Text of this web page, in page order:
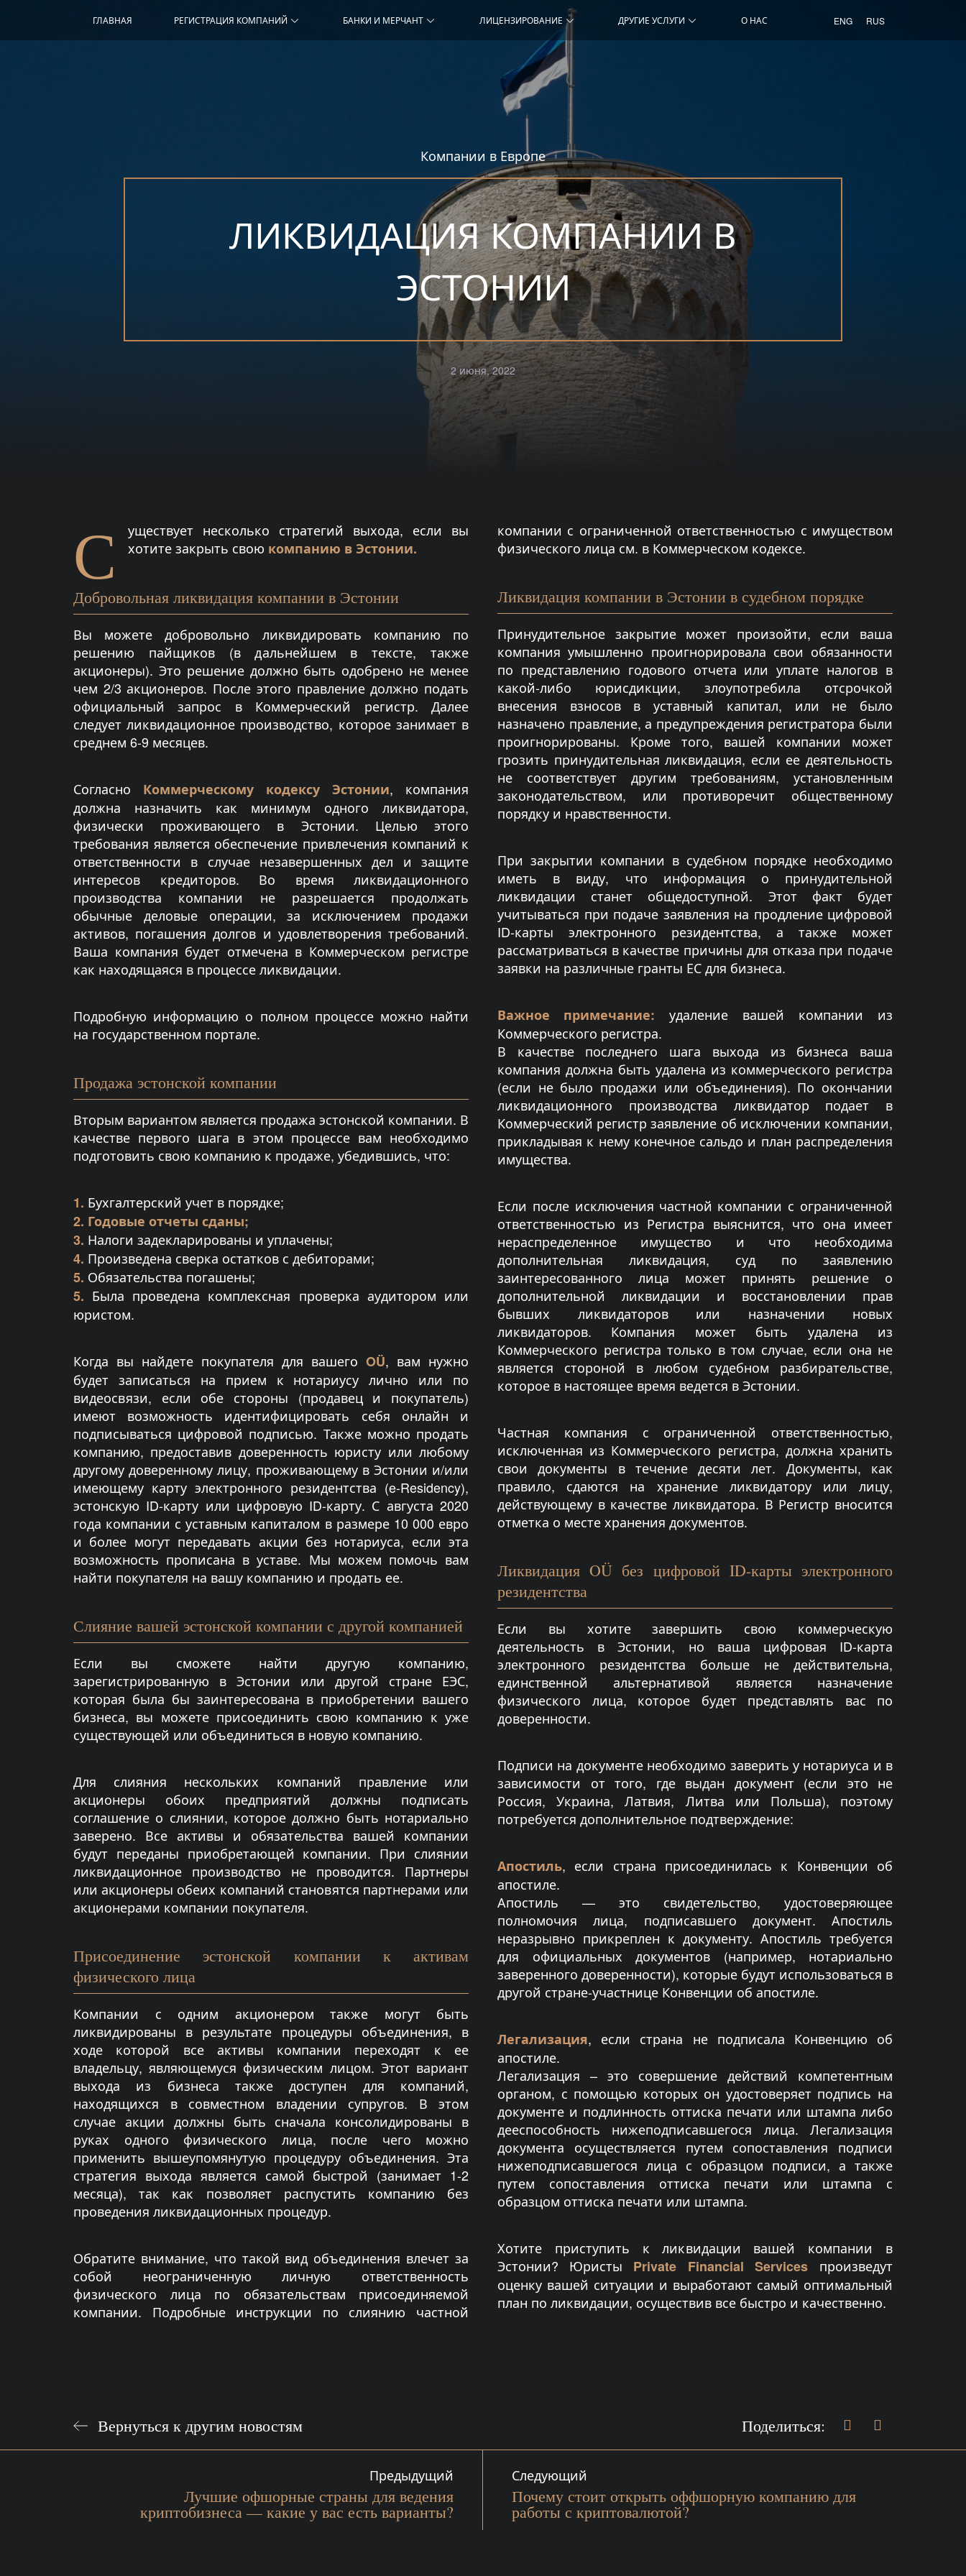
ГЛАВНАЯ РЕГИСТРАЦИЯ КОМПАНИЙ БАНКИ И МЕРЧАНТ ЛИЦЕНЗИРОВАНИЕ ДРУГИЕ УСЛУГИ О НАС ENG RUS
Компании в Европе
ЛИКВИДАЦИЯ КОМПАНИИ В
ЭСТОНИИ
2 июня, 2022
С
уществует несколько стратегий выхода, если вы
хотите закрыть свою компанию в Эстонии.
Добровольная ликвидация компании в Эстонии
Вы можете добровольно ликвидировать компанию по
решению пайщиков (в дальнейшем в тексте, также
акционеры). Это решение должно быть одобрено не менее
чем 2/3 акционеров. После этого правление должно подать
официальный запрос в Коммерческий регистр. Далее
следует ликвидационное производство, которое занимает в
среднем 6-9 месяцев.
Согласно Коммерческому кодексу Эстонии, компания
должна назначить как минимум одного ликвидатора,
физически проживающего в Эстонии. Целью этого
требования является обеспечение привлечения компаний к
ответственности в случае незавершенных дел и защите
интересов кредиторов. Во время ликвидационного
производства компании не разрешается продолжать
обычные деловые операции, за исключением продажи
активов, погашения долгов и удовлетворения требований.
Ваша компания будет отмечена в Коммерческом регистре
как находящаяся в процессе ликвидации.
Подробную информацию о полном процессе можно найти
на государственном портале.
Продажа эстонской компании
Вторым вариантом является продажа эстонской компании. В
качестве первого шага в этом процессе вам необходимо
подготовить свою компанию к продаже, убедившись, что:
1. Бухгалтерский учет в порядке;
2. Годовые отчеты сданы;
3. Налоги задекларированы и уплачены;
4. Произведена сверка остатков с дебиторами;
5. Обязательства погашены;
5. Была проведена комплексная проверка аудитором или
юристом.
Когда вы найдете покупателя для вашего OÜ, вам нужно
будет записаться на прием к нотариусу лично или по
видеосвязи, если обе стороны (продавец и покупатель)
имеют возможность идентифицировать себя онлайн и
подписываться цифровой подписью. Также можно продать
компанию, предоставив доверенность юристу или любому
другому доверенному лицу, проживающему в Эстонии и/или
имеющему карту электронного резидентства (e-Residency),
эстонскую ID-карту или цифровую ID-карту. С августа 2020
года компании с уставным капиталом в размере 10 000 евро
и более могут передавать акции без нотариуса, если эта
возможность прописана в уставе. Мы можем помочь вам
найти покупателя на вашу компанию и продать ее.
Слияние вашей эстонской компании с другой компанией
Если вы сможете найти другую компанию,
зарегистрированную в Эстонии или другой стране ЕЭС,
которая была бы заинтересована в приобретении вашего
бизнеса, вы можете присоединить свою компанию к уже
существующей или объединиться в новую компанию.
Для слияния нескольких компаний правление или
акционеры обоих предприятий должны подписать
соглашение о слиянии, которое должно быть нотариально
заверено. Все активы и обязательства вашей компании
будут переданы приобретающей компании. При слиянии
ликвидационное производство не проводится. Партнеры
или акционеры обеих компаний становятся партнерами или
акционерами компании покупателя.
Присоединение эстонской компании к активам
физического лица
Компании с одним акционером также могут быть
ликвидированы в результате процедуры объединения, в
ходе которой все активы компании переходят к ее
владельцу, являющемуся физическим лицом. Этот вариант
выхода из бизнеса также доступен для компаний,
находящихся в совместном владении супругов. В этом
случае акции должны быть сначала консолидированы в
руках одного физического лица, после чего можно
применить вышеупомянутую процедуру объединения. Эта
стратегия выхода является самой быстрой (занимает 1-2
месяца), так как позволяет распустить компанию без
проведения ликвидационных процедур.
Обратите внимание, что такой вид объединения влечет за
собой неограниченную личную ответственность
физического лица по обязательствам присоединяемой
компании. Подробные инструкции по слиянию частной
компании с ограниченной ответственностью с имуществом
физического лица см. в Коммерческом кодексе.
Ликвидация компании в Эстонии в судебном порядке
Принудительное закрытие может произойти, если ваша
компания умышленно проигнорировала свои обязанности
по представлению годового отчета или уплате налогов в
какой-либо юрисдикции, злоупотребила отсрочкой
внесения взносов в уставный капитал, или не было
назначено правление, а предупреждения регистратора были
проигнорированы. Кроме того, вашей компании может
грозить принудительная ликвидация, если ее деятельность
не соответствует другим требованиям, установленным
законодательством, или противоречит общественному
порядку и нравственности.
При закрытии компании в судебном порядке необходимо
иметь в виду, что информация о принудительной
ликвидации станет общедоступной. Этот факт будет
учитываться при подаче заявления на продление цифровой
ID-карты электронного резидентства, а также может
рассматриваться в качестве причины для отказа при подаче
заявки на различные гранты ЕС для бизнеса.
Важное примечание: удаление вашей компании из
Коммерческого регистра.
В качестве последнего шага выхода из бизнеса ваша
компания должна быть удалена из коммерческого регистра
(если не было продажи или объединения). По окончании
ликвидационного производства ликвидатор подает в
Коммерческий регистр заявление об исключении компании,
прикладывая к нему конечное сальдо и план распределения
имущества.
Если после исключения частной компании с ограниченной
ответственностью из Регистра выяснится, что она имеет
нераспределенное имущество и что необходима
дополнительная ликвидация, суд по заявлению
заинтересованного лица может принять решение о
дополнительной ликвидации и восстановлении прав
бывших ликвидаторов или назначении новых
ликвидаторов. Компания может быть удалена из
Коммерческого регистра только в том случае, если она не
является стороной в любом судебном разбирательстве,
которое в настоящее время ведется в Эстонии.
Частная компания с ограниченной ответственностью,
исключенная из Коммерческого регистра, должна хранить
свои документы в течение десяти лет. Документы, как
правило, сдаются на хранение ликвидатору или лицу,
действующему в качестве ликвидатора. В Регистр вносится
отметка о месте хранения документов.
Ликвидация OÜ без цифровой ID-карты электронного
резидентства
Если вы хотите завершить свою коммерческую
деятельность в Эстонии, но ваша цифровая ID-карта
электронного резидентства больше не действительна,
единственной альтернативой является назначение
физического лица, которое будет представлять вас по
доверенности.
Подписи на документе необходимо заверить у нотариуса и в
зависимости от того, где выдан документ (если это не
Россия, Украина, Латвия, Литва или Польша), поэтому
потребуется дополнительное подтверждение:
Апостиль, если страна присоединилась к Конвенции об
апостиле.
Апостиль — это свидетельство, удостоверяющее
полномочия лица, подписавшего документ. Апостиль
неразрывно прикреплен к документу. Апостиль требуется
для официальных документов (например, нотариально
заверенного доверенности), которые будут использоваться в
другой стране-участнице Конвенции об апостиле.
Легализация, если страна не подписала Конвенцию об
апостиле.
Легализация – это совершение действий компетентным
органом, с помощью которых он удостоверяет подпись на
документе и подлинность оттиска печати или штампа либо
дееспособность нижеподписавшегося лица. Легализация
документа осуществляется путем сопоставления подписи
нижеподписавшегося лица с образцом подписи, а также
путем сопоставления оттиска печати или штампа с
образцом оттиска печати или штампа.
Хотите приступить к ликвидации вашей компании в
Эстонии? Юристы Private Financial Services произведут
оценку вашей ситуации и выработают самый оптимальный
план по ликвидации, осуществив все быстро и качественно.
Вернуться к другим новостям Поделиться:
Предыдущий
Лучшие офшорные страны для ведения
криптобизнеса — какие у вас есть варианты?
Следующий
Почему стоит открыть оффшорную компанию для
работы с криптовалютой?